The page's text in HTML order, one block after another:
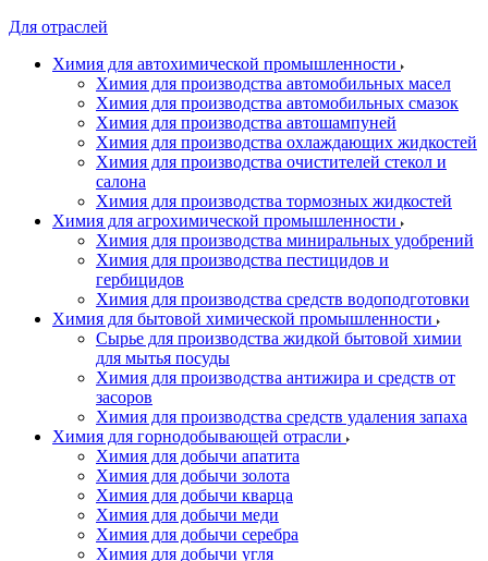
Для отраслей
Химия для автохимической промышленности
Химия для производства автомобильных масел
Химия для производства автомобильных смазок
Химия для производства автошампуней
Химия для производства охлаждающих жидкостей
Химия для производства очистителей стекол и
салона
Химия для производства тормозных жидкостей
Химия для агрохимической промышленности
Химия для производства миниральных удобрений
Химия для производства пестицидов и
гербицидов
Химия для производства средств водоподготовки
Химия для бытовой химической промышленности
Сырье для производства жидкой бытовой химии
для мытья посуды
Химия для производства антижира и средств от
засоров
Химия для производства средств удаления запаха
Химия для горнодобывающей отрасли
Химия для добычи апатита
Химия для добычи золота
Химия для добычи кварца
Химия для добычи меди
Химия для добычи серебра
Химия для добычи угля